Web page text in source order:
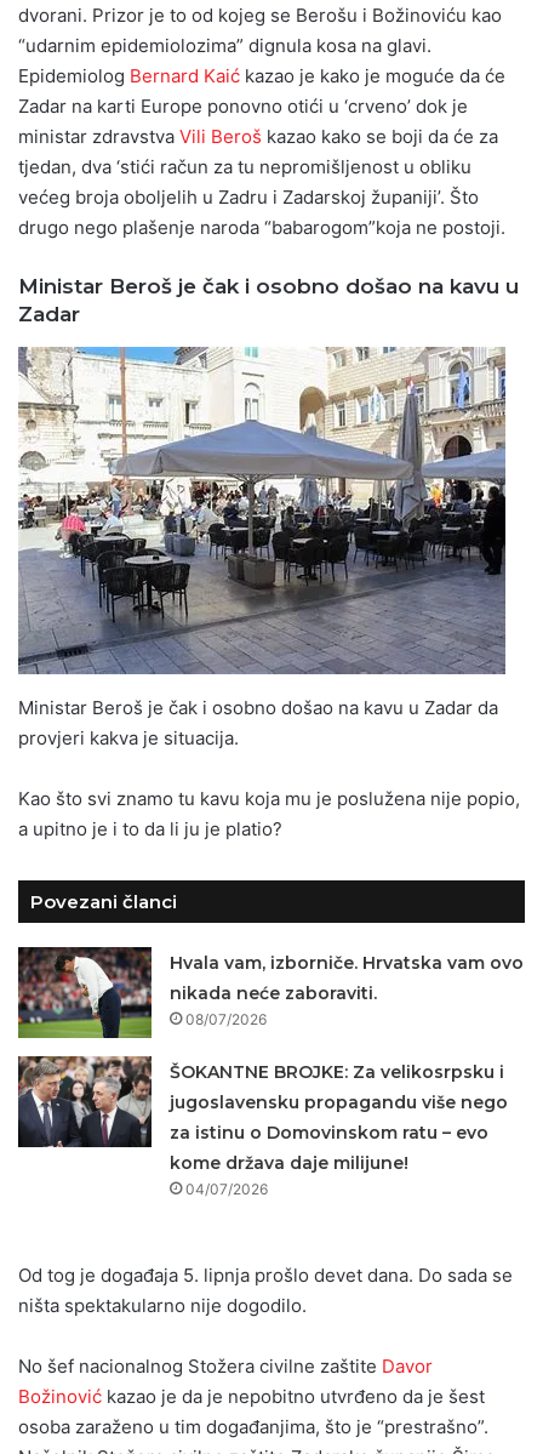
dvorani. Prizor je to od kojeg se Berošu i Božinoviću kao
“udarnim epidemiolozima” dignula kosa na glavi.
Epidemiolog Bernard Kaić kazao je kako je moguće da će
Zadar na karti Europe ponovno otići u ‘crveno’ dok je
ministar zdravstva Vili Beroš kazao kako se boji da će za
tjedan, dva ‘stići račun za tu nepromišljenost u obliku
većeg broja oboljelih u Zadru i Zadarskoj županiji’. Što
drugo nego plašenje naroda “babarogom”koja ne postoji.
Ministar Beroš je čak i osobno došao na kavu u
Zadar
Ministar Beroš je čak i osobno došao na kavu u Zadar da
provjeri kakva je situacija.
Kao što svi znamo tu kavu koja mu je poslužena nije popio,
a upitno je i to da li ju je platio?
Povezani članci
Hvala vam, izborniče. Hrvatska vam ovo
nikada neće zaboraviti.
08/07/2026
ŠOKANTNE BROJKE: Za velikosrpsku i
jugoslavensku propagandu više nego
za istinu o Domovinskom ratu – evo
kome država daje milijune!
04/07/2026
Od tog je događaja 5. lipnja prošlo devet dana. Do sada se
ništa spektakularno nije dogodilo.
No šef nacionalnog Stožera civilne zaštite Davor
Božinović kazao je da je nepobitno utvrđeno da je šest
osoba zaraženo u tim događanjima, što je “prestrašno”.